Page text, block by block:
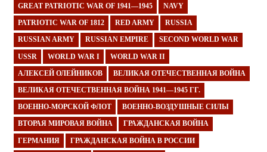
GREAT PATRIOTIC WAR OF 1941—1945 NAVY
PATRIOTIC WAR OF 1812 RED ARMY RUSSIA
RUSSIAN ARMY RUSSIAN EMPIRE SECOND WORLD WAR
USSR WORLD WAR I WORLD WAR II
АЛЕКСЕЙ ОЛЕЙНИКОВ ВЕЛИКАЯ ОТЕЧЕСТВЕННАЯ ВОЙНА
ВЕЛИКАЯ ОТЕЧЕСТВЕННАЯ ВОЙНА 1941—1945 ГГ.
ВОЕННО-МОРСКОЙ ФЛОТ ВОЕННО-ВОЗДУШНЫЕ СИЛЫ
ВТОРАЯ МИРОВАЯ ВОЙНА ГРАЖДАНСКАЯ ВОЙНА
ГЕРМАНИЯ ГРАЖДАНСКАЯ ВОЙНА В РОССИИ